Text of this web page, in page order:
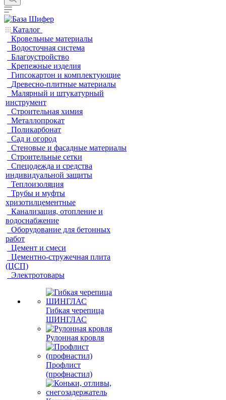
Каталог
Кровельные материалы
Водосточная система
Благоустройство
Крепежные изделия
Гипсокартон и комплектующие
Древесно-плитные материалы
Малярный и штукатурный
инструмент
Строительная химия
Металлопрокат
Поликарбонат
Сад и огород
Стеновые и фасадные материалы
Строительные сетки
Спецодежда и средства
индивидуальной защиты
Теплоизоляция
Трубы и муфты
хризотилцементные
Канализация, отопление и
водоснабжение
Оборудование для бетонных
работ
Цемент и смеси
Цементно-стружечная плита
(ЦСП)
Электротовары
Гибкая черепица
ШИНГЛАС
Рулонная кровля
Профлист
(профнастил)